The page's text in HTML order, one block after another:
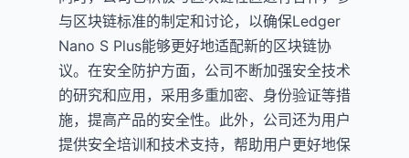
与区块链标准的制定和讨论，以确保Ledger
Nano S Plus能够更好地适配新的区块链协
议。在安全防护方面，公司不断加强安全技术
的研究和应用，采用多重加密、身份验证等措
施，提高产品的安全性。此外，公司还为用户
提供安全培训和技术支持，帮助用户更好地保